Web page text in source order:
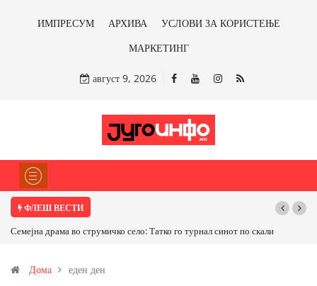
ИМПРЕСУМ АРХИВА
УСЛОВИ ЗА КОРИСТЕЊЕ
МАРКЕТИНГ
август 9, 2026
ФЛЕШ ВЕСТИ
во струмичко село: Татко го турнал синот по скалиТРАМП НАРЕДИ
Дома еден ден